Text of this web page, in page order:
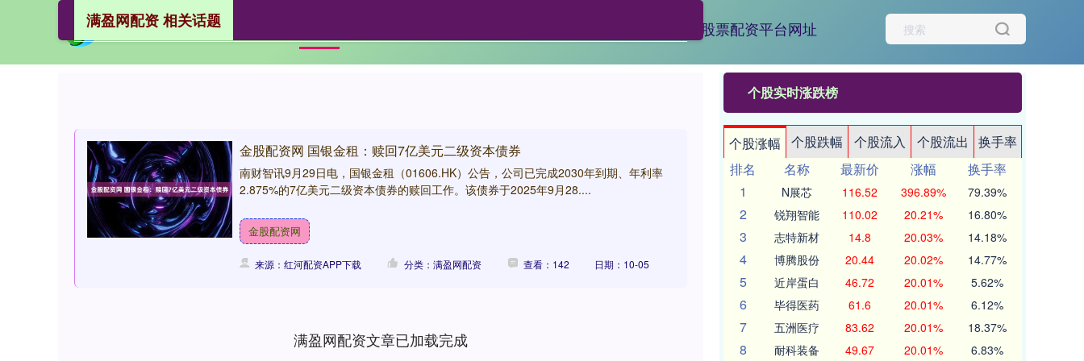
股票配资平台网址
满盈网配资 相关话题
金股配资网 国银金租：赎回7亿美元二级资本债券
南财智讯9月29日电，国银金租（01606.HK）公告，公司已完成2030年到期、年利率
2.875%的7亿美元二级资本债券的赎回工作。该债券于2025年9月28....
金股配资网
来源：红河配资APP下载 分类：满盈网配资 查看：142 日期：10-05
满盈网配资文章已加载完成
个股实时涨跌榜
个股涨幅 个股跌幅 个股流入 个股流出
换手率
排名
名称 最新价 涨幅
换手率
1
N展芯 116.52 396.89% 79.39%
2 锐翔智能 110.02 20.21% 16.80%
3 志特新材 14.8 20.03% 14.18%
4 博腾股份 20.44 20.02% 14.77%
5 近岸蛋白 46.72 20.01% 5.62%
6 毕得医药 61.6 20.01% 6.12%
7 五洲医疗 83.62 20.01% 18.37%
8 耐科装备 49.67 20.01% 6.83%